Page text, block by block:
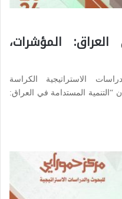
المؤشرات،
الاستراتيجية الكراسة
/ العدد 29 لسنة 2024 بعنوان “التنمية المستدامة في العراق: